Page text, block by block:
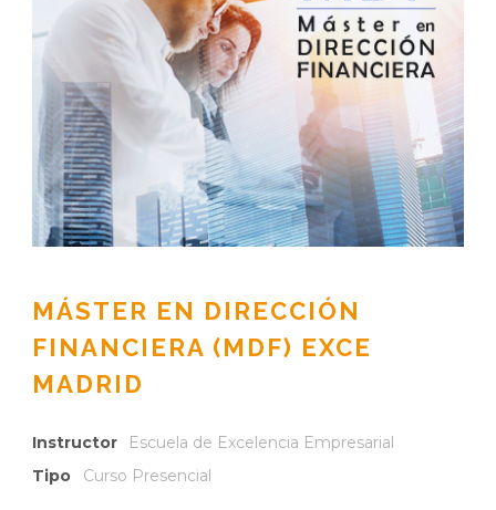
MÁSTER EN DIRECCIÓN
FINANCIERA (MDF) EXCE
MADRID
Instructor
Escuela de Excelencia Empresarial
Tipo
Curso Presencial